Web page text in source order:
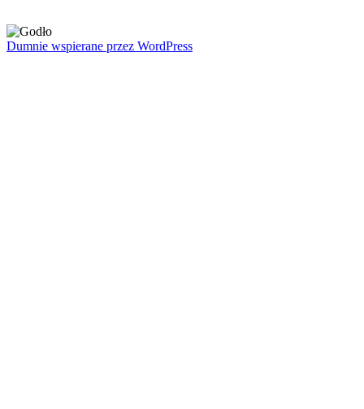
Dumnie wspierane przez WordPress